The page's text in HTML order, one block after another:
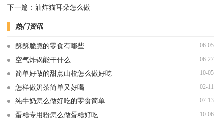
下一篇： 油炸猫耳朵怎么做
热门资讯
酥酥脆脆的零食有哪些 06-05
空气炸锅能干什么 06-27
简单好做的甜点山楂怎么做好吃 10-05
怎样做奶茶简单又好喝 02-11
纯牛奶怎么做好吃的零食简单 07-13
蛋糕专用粉怎么做蛋糕好吃 10-06